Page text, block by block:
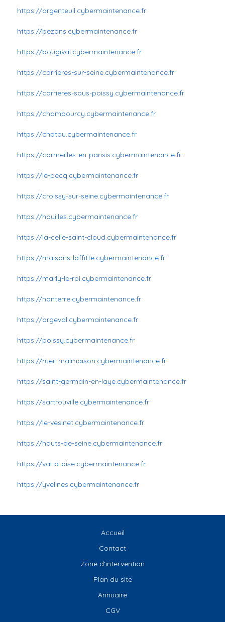
https://argenteuil.cybermaintenance.fr
https://bezons.cybermaintenance.fr
https://bougival.cybermaintenance.fr
https://carrieres-sur-seine.cybermaintenance.fr
https://carrieres-sous-poissy.cybermaintenance.fr
https://chambourcy.cybermaintenance.fr
https://chatou.cybermaintenance.fr
https://cormeilles-en-parisis.cybermaintenance.fr
https://le-pecq.cybermaintenance.fr
https://croissy-sur-seine.cybermaintenance.fr
https://houilles.cybermaintenance.fr
https://la-celle-saint-cloud.cybermaintenance.fr
https://maisons-laffitte.cybermaintenance.fr
https://marly-le-roi.cybermaintenance.fr
https://nanterre.cybermaintenance.fr
https://orgeval.cybermaintenance.fr
https://poissy.cybermaintenance.fr
https://rueil-malmaison.cybermaintenance.fr
https://saint-germain-en-laye.cybermaintenance.fr
https://sartrouville.cybermaintenance.fr
https://le-vesinet.cybermaintenance.fr
https://hauts-de-seine.cybermaintenance.fr
https://val-d-oise.cybermaintenance.fr
https://yvelines.cybermaintenance.fr
Accueil
Contact
Zone d'intervention
Plan du site
Annuaire
CGV